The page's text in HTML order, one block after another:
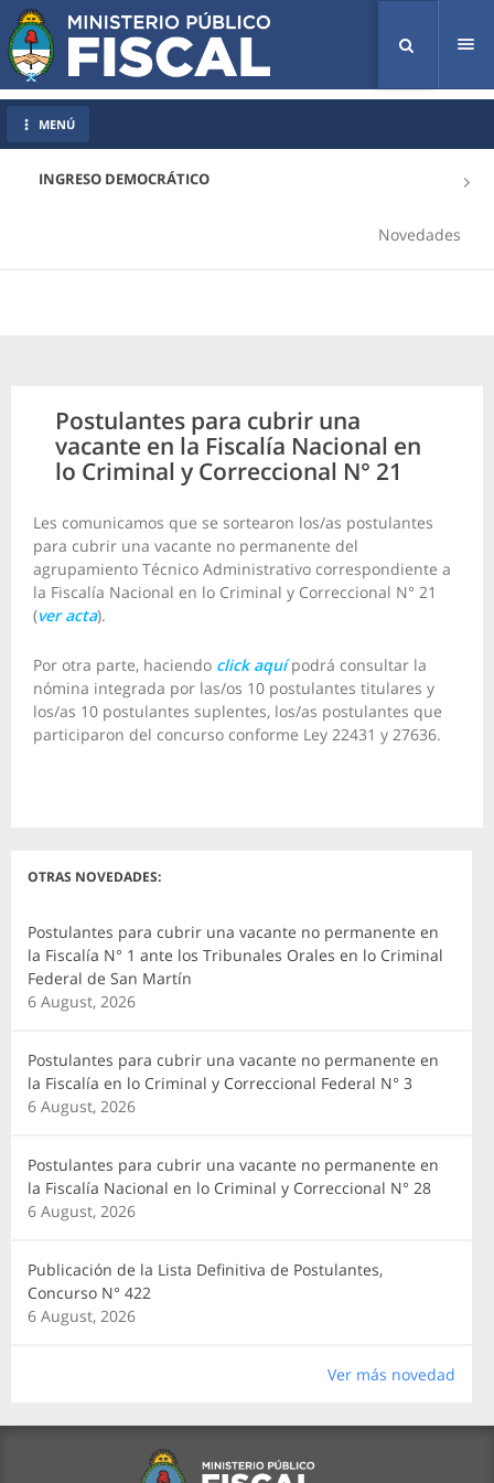
INGRESO DEMOCRÁTICO
Novedades
MENÚ
Postulantes para cubrir una
vacante en la Fiscalía Nacional en
lo Criminal y Correccional N° 21
Les comunicamos que se sortearon los/as postulantes
para cubrir una vacante no permanente del
agrupamiento Técnico Administrativo correspondiente a
la Fiscalía Nacional en lo Criminal y Correccional N° 21
(ver acta).
Por otra parte, haciendo click aquí podrá consultar la
nómina integrada por las/os 10 postulantes titulares y
los/as 10 postulantes suplentes, los/as postulantes que
participaron del concurso conforme Ley 22431 y 27636.
OTRAS NOVEDADES:
Postulantes para cubrir una vacante no permanente en
la Fiscalía N° 1 ante los Tribunales Orales en lo Criminal
Federal de San Martín
6 August, 2026
Postulantes para cubrir una vacante no permanente en
la Fiscalía en lo Criminal y Correccional Federal N° 3
6 August, 2026
Postulantes para cubrir una vacante no permanente en
la Fiscalía Nacional en lo Criminal y Correccional N° 28
6 August, 2026
Publicación de la Lista Definitiva de Postulantes,
Concurso N° 422
6 August, 2026
Ver más novedad